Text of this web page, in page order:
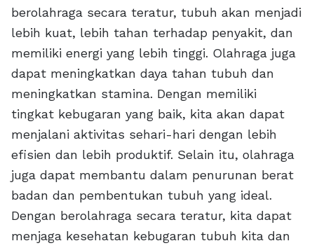
berolahraga secara teratur, tubuh akan menjadi
lebih kuat, lebih tahan terhadap penyakit, dan
memiliki energi yang lebih tinggi. Olahraga juga
dapat meningkatkan daya tahan tubuh dan
meningkatkan stamina. Dengan memiliki
tingkat kebugaran yang baik, kita akan dapat
menjalani aktivitas sehari-hari dengan lebih
efisien dan lebih produktif. Selain itu, olahraga
juga dapat membantu dalam penurunan berat
badan dan pembentukan tubuh yang ideal.
Dengan berolahraga secara teratur, kita dapat
menjaga kesehatan kebugaran tubuh kita dan